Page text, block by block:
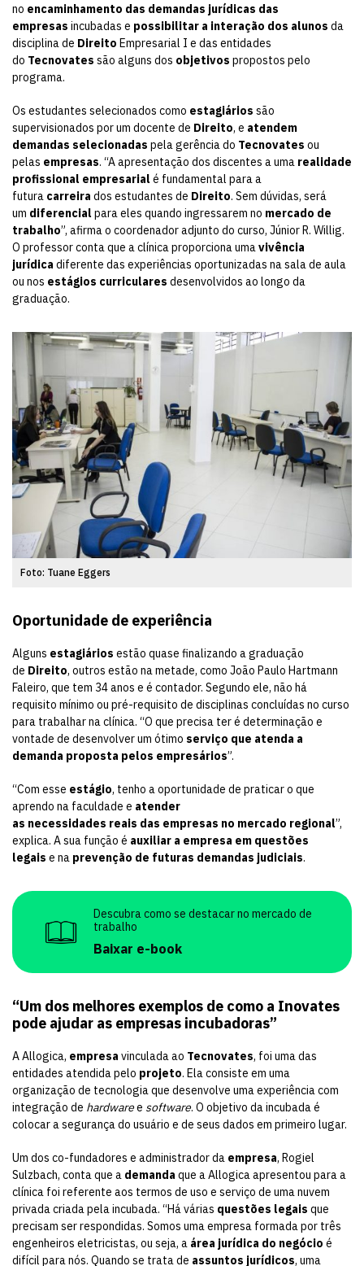
no encaminhamento das demandas jurídicas das
empresas incubadas e possibilitar a interação dos alunos da
disciplina de Direito Empresarial I e das entidades
do Tecnovates são alguns dos objetivos propostos pelo
programa.
Os estudantes selecionados como estagiários são
supervisionados por um docente de Direito, e atendem
demandas selecionadas pela gerência do Tecnovates ou
pelas empresas. “A apresentação dos discentes a uma realidade
profissional empresarialé fundamental para a
futura carreira dos estudantes de Direito. Sem dúvidas, será
um diferencialpara eles quando ingressarem no mercado de
trabalho”, afirma o coordenador adjunto do curso, Júnior R. Willig.
O professor conta que a clínica proporciona umavivência
jurídica diferente das experiências oportunizadas na sala de aula
ou nos estágios curriculares desenvolvidos ao longo da
graduação.
Foto: Tuane Eggers
Oportunidade de experiência
Alguns estagiários estão quase finalizando a graduação
de Direito, outros estão na metade, como João Paulo Hartmann
Faleiro, que tem 34 anos e é contador. Segundo ele, não há
requisito mínimo ou pré-requisito de disciplinas concluídas no curso
para trabalhar na clínica. “O que precisa ter é determinação e
vontade de desenvolver um ótimo serviço que atenda a
demanda proposta pelos empresários”.
“Com esse estágio, tenho a oportunidade de praticar o que
aprendo na faculdade e atender
as necessidades reais das empresas no mercado regional”,
explica. A sua função é auxiliar a empresa em questões
legais e na prevenção de futuras demandas judiciais.
Descubra como se destacar no mercado de
trabalho
Baixar e-book
“Um dos melhores exemplos de como a Inovates
pode ajudar as empresas incubadoras”
A Allogica, empresa vinculada ao Tecnovates, foi uma das
entidades atendida pelo projeto. Ela consiste em uma
organização de tecnologia que desenvolve uma experiência com
integração de hardwaree software. O objetivo da incubada é
colocar a segurança do usuário e de seus dados em primeiro lugar.
Um dos co-fundadores e administrador da empresa, Rogiel
Sulzbach, conta que a demanda que a Allogica apresentou para a
clínica foi referente aos termos de uso e serviço de uma nuvem
privada criada pela incubada. “Há várias questões legais que
precisam ser respondidas. Somos uma empresa formada por três
engenheiros eletricistas, ou seja, a área jurídica do negócio é
difícil para nós. Quando se trata de assuntos jurídicos, uma